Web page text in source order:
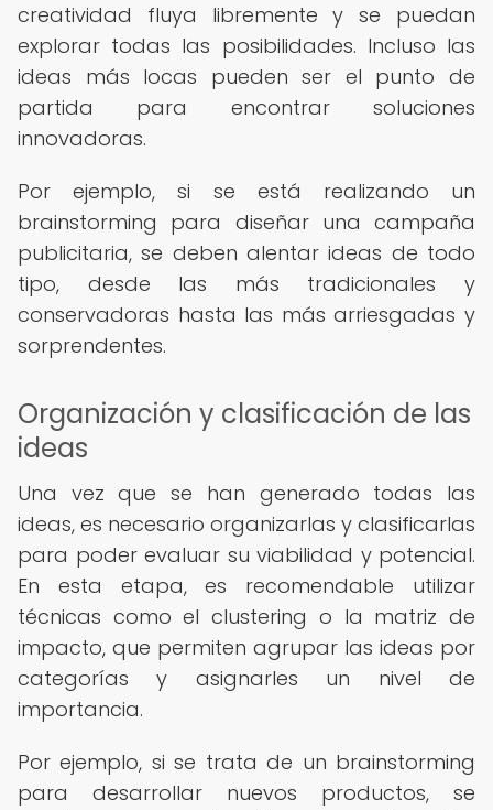
creatividad fluya libremente y se puedan
explorar todas las posibilidades. Incluso las
ideas más locas pueden ser el punto de
partida para encontrar soluciones
innovadoras.
Por ejemplo, si se está realizando un
brainstorming para diseñar una campaña
publicitaria, se deben alentar ideas de todo
tipo, desde las más tradicionales y
conservadoras hasta las más arriesgadas y
sorprendentes.
Organización y clasificación de las
ideas
Una vez que se han generado todas las
ideas, es necesario organizarlas y clasificarlas
para poder evaluar su viabilidad y potencial.
En esta etapa, es recomendable utilizar
técnicas como el clustering o la matriz de
impacto, que permiten agrupar las ideas por
categorías y asignarles un nivel de
importancia.
Por ejemplo, si se trata de un brainstorming
para desarrollar nuevos productos, se